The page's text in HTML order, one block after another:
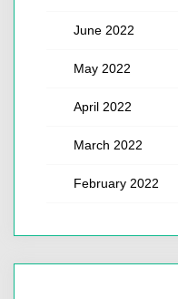
June 2022
May 2022
April 2022
March 2022
February 2022